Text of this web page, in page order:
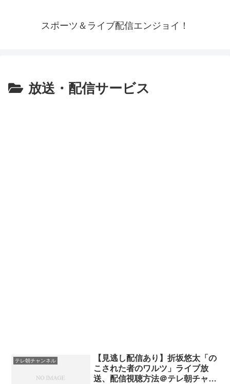
スポーツ＆ライブ配信エンジョイ！
放送・配信サービス
テレ朝チャンネル
【見逃し配信あり】折坂悠太「の
こされた者のワルツ」ライブ放
送、配信視聴方法＠テレ朝チャン